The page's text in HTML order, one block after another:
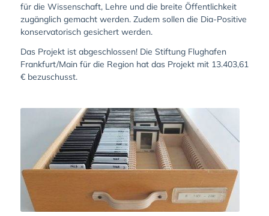
für die Wissenschaft, Lehre und die breite Öffentlichkeit
zugänglich gemacht werden. Zudem sollen die Dia-Positive
konservatorisch gesichert werden.
Das Projekt ist abgeschlossen! Die Stiftung Flughafen
Frankfurt/Main für die Region hat das Projekt mit 13.403,61
€ bezuschusst.